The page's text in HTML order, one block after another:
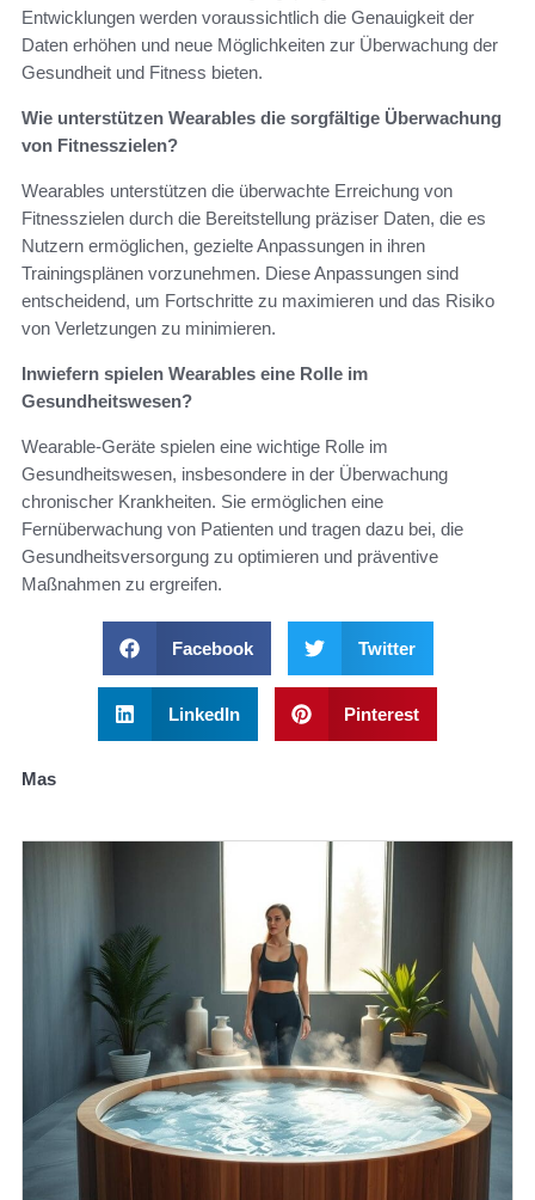
Entwicklungen werden voraussichtlich die Genauigkeit der
Daten erhöhen und neue Möglichkeiten zur Überwachung der
Gesundheit und Fitness bieten.
Wie unterstützen Wearables die sorgfältige Überwachung
von Fitnesszielen?
Wearables unterstützen die überwachte Erreichung von
Fitnesszielen durch die Bereitstellung präziser Daten, die es
Nutzern ermöglichen, gezielte Anpassungen in ihren
Trainingsplänen vorzunehmen. Diese Anpassungen sind
entscheidend, um Fortschritte zu maximieren und das Risiko
von Verletzungen zu minimieren.
Inwiefern spielen Wearables eine Rolle im
Gesundheitswesen?
Wearable-Geräte spielen eine wichtige Rolle im
Gesundheitswesen, insbesondere in der Überwachung
chronischer Krankheiten. Sie ermöglichen eine
Fernüberwachung von Patienten und tragen dazu bei, die
Gesundheitsversorgung zu optimieren und präventive
Maßnahmen zu ergreifen.
Facebook Twitter
LinkedIn Pinterest
Mas